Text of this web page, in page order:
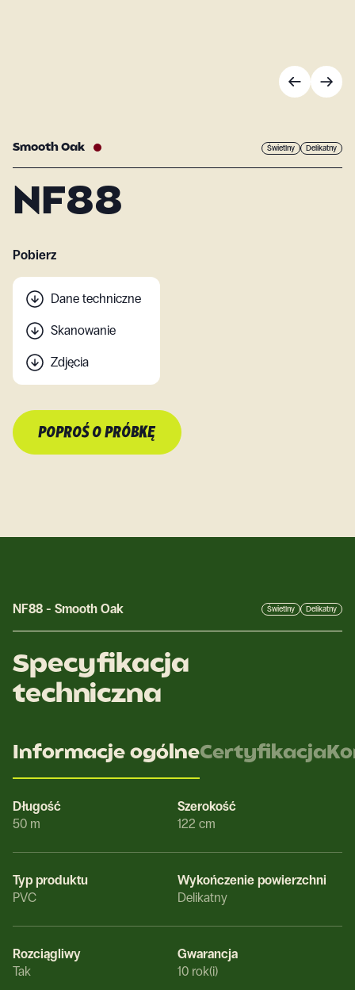
Smooth Oak Świetlny Delikatny
NF88
Pobierz
Dane techniczne
Skanowanie
Zdjęcia
POPROŚ O PRÓBKĘ
NF88 - Smooth Oak Świetlny Delikatny
Specyfikacja
techniczna
Informacje ogólneCertyfikacja
Długość
50 m
Szerokość
122 cm
Typ produktu
PVC
Wykończenie powierzchni
Delikatny
Rozciągliwy
Tak
Gwarancja
10 rok(i)